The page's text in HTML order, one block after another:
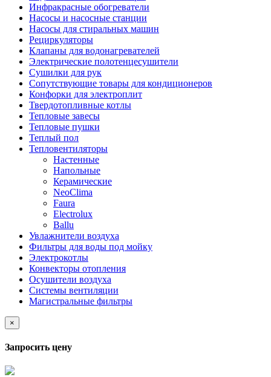
Инфракрасные обогреватели
Насосы и насосные станции
Насосы для стиральных машин
Рециркуляторы
Клапаны для водонагревателей
Электрические полотенцесушители
Сушилки для рук
Сопутствующие товары для кондиционеров
Конфорки для электроплит
Твердотопливные котлы
Тепловые завесы
Тепловые пушки
Теплый пол
Тепловентиляторы
Настенные
Напольные
Керамические
NeoClima
Faura
Electrolux
Ballu
Увлажнители воздуха
Фильтры для воды под мойку
Электрокотлы
Конвекторы отопления
Осушители воздуха
Системы вентиляции
Магистральные фильтры
×
Запросить цену